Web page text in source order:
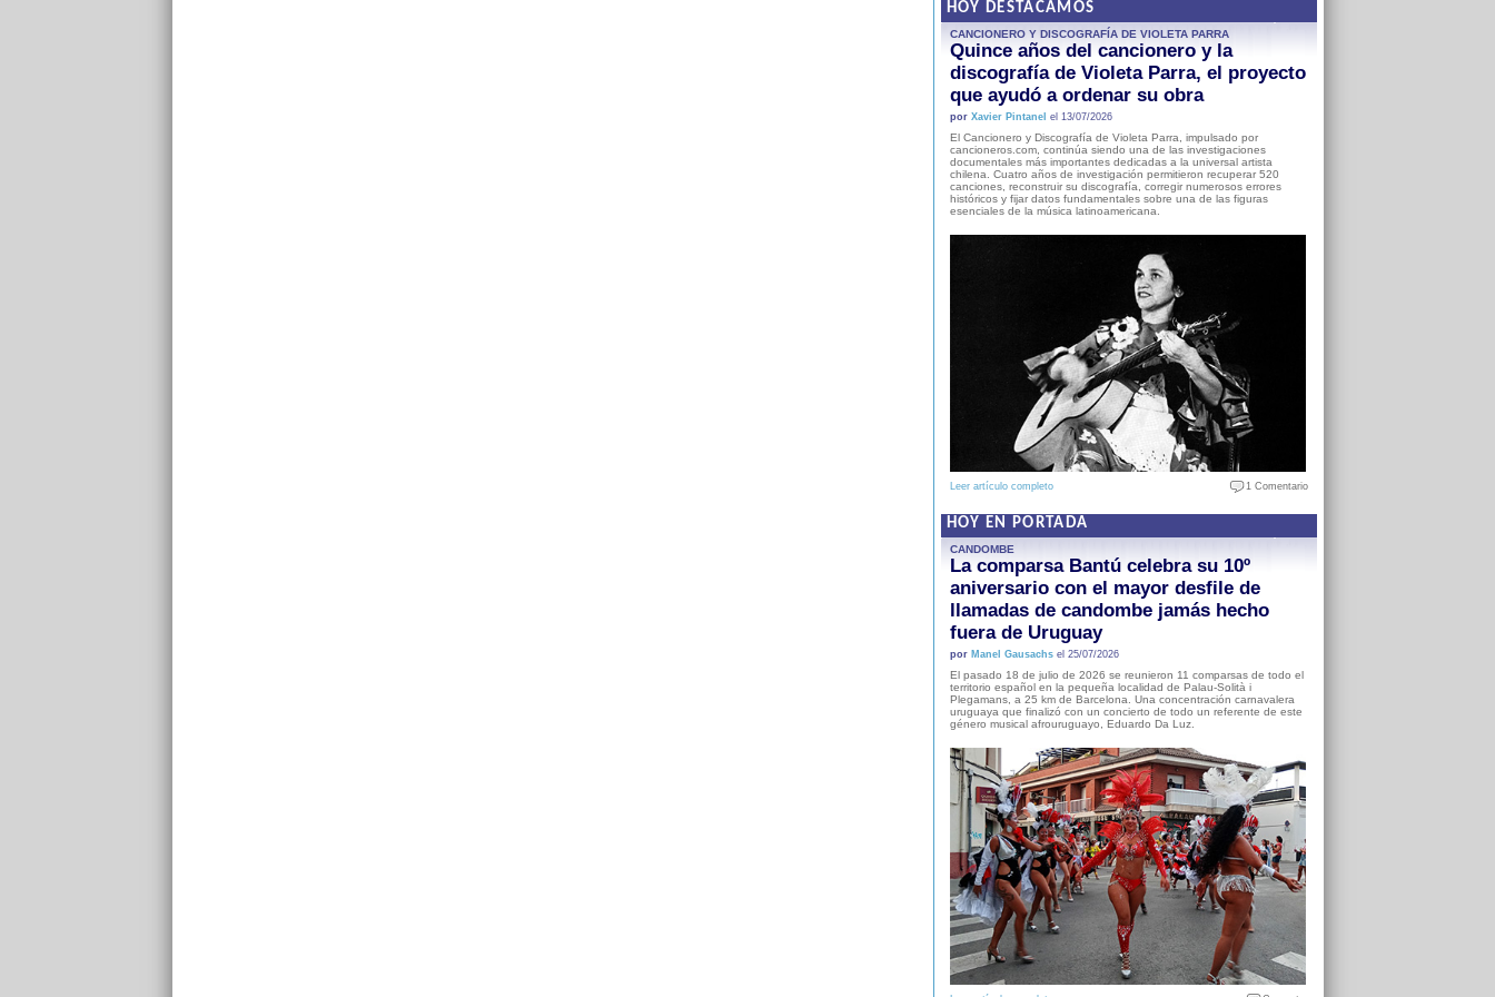
HOY DESTACAMOS
CANCIONERO Y DISCOGRAFÍA DE VIOLETA PARRA
Quince años del cancionero y la
discografía de Violeta Parra, el proyecto
que ayudó a ordenar su obra
por Xavier Pintanel el 13/07/2026
El Cancionero y Discografía de Violeta Parra, impulsado por
cancioneros.com, continúa siendo una de las investigaciones
documentales más importantes dedicadas a la universal artista
chilena. Cuatro años de investigación permitieron recuperar 520
canciones, reconstruir su discografía, corregir numerosos errores
históricos y fijar datos fundamentales sobre una de las figuras
esenciales de la música latinoamericana.
Leer artículo completo 1 Comentario
HOY EN PORTADA
CANDOMBE
La comparsa Bantú celebra su 10º
aniversario con el mayor desfile de
llamadas de candombe jamás hecho
fuera de Uruguay
por Manel Gausachsel 25/07/2026
El pasado 18 de julio de 2026 se reunieron 11 comparsas de todo el
territorio español en la pequeña localidad de Palau-Solità i
Plegamans, a 25 km de Barcelona. Una concentración carnavalera
uruguaya que finalizó con un concierto de todo un referente de este
género musical afrouruguayo, Eduardo Da Luz.